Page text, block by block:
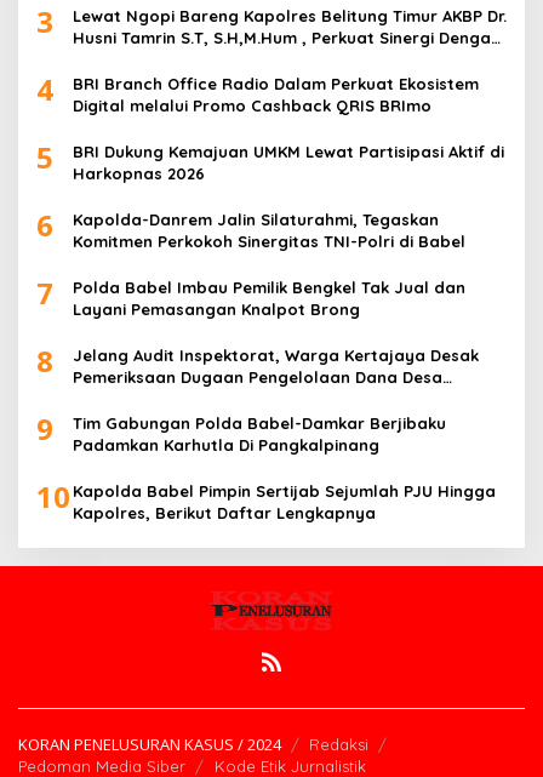
3
Lewat Ngopi Bareng Kapolres Belitung Timur AKBP Dr.
Husni Tamrin S.T, S.H,M.Hum , Perkuat Sinergi Dengan
4
BRI Branch Office Radio Dalam Perkuat Ekosistem
Digital melalui Promo Cashback QRIS BRImo
5
BRI Dukung Kemajuan UMKM Lewat Partisipasi Aktif di
Harkopnas 2026
6
Kapolda-Danrem Jalin Silaturahmi, Tegaskan
Komitmen Perkokoh Sinergitas TNI-Polri di Babel
7
Polda Babel Imbau Pemilik Bengkel Tak Jual dan
Layani Pemasangan Knalpot Brong
8
Jelang Audit Inspektorat, Warga Kertajaya Desak
Pemeriksaan Dugaan Pengelolaan Dana Desa
9
Tim Gabungan Polda Babel-Damkar Berjibaku
Padamkan Karhutla Di Pangkalpinang
10 Kapolda Babel Pimpin Sertijab Sejumlah PJU Hingga
Kapolres, Berikut Daftar Lengkapnya
KORAN PENELUSURAN KASUS / 2024
Redaksi
Pedoman Media Siber
Kode Etik Jurnalistik